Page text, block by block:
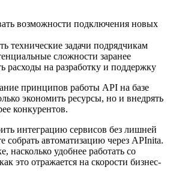
возможности подключения новых
технические задачи подрядчикам
сложности заранее
расходы на разработку и поддержку
принципов работы API на базе
экономить ресурсы, но и внедрять
конкурентов.
интеграцию сервисов без лишней
автоматизацию через APInita.
насколько удобнее работать со
это отражается на скорости бизнес-